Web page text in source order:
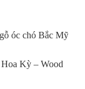
óc chó Bắc Mỹ
Kỳ – Wood